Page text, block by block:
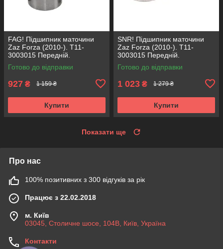
FAG! Підшипник маточини
Zaz Forza (2010-). T11-
3003015 Передній.
VKBA1948 , R170.32 ,
713615090 Німеччина!
Готово до відправки
927 ₴ 1 159 ₴
Купити
SNR! Підшипник маточини
Zaz Forza (2010-). T11-
3003015 Передній.
VKBA1948 , R170.32 ,
713615090 Франція!
Готово до відправки
1 023 ₴ 1 279 ₴
Купити
Показати ще
Про нас
100% позитивних з 300 відгуків за рік
Працює з 22.02.2018
м. Київ
03045, Столичне шосе, 104B, Київ, Україна
Контакти